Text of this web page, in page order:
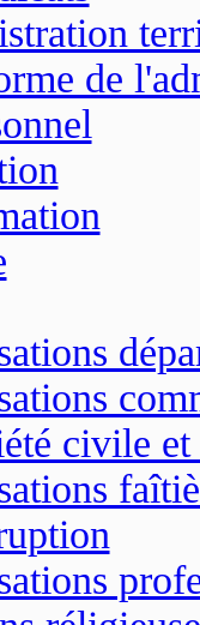
de
civile